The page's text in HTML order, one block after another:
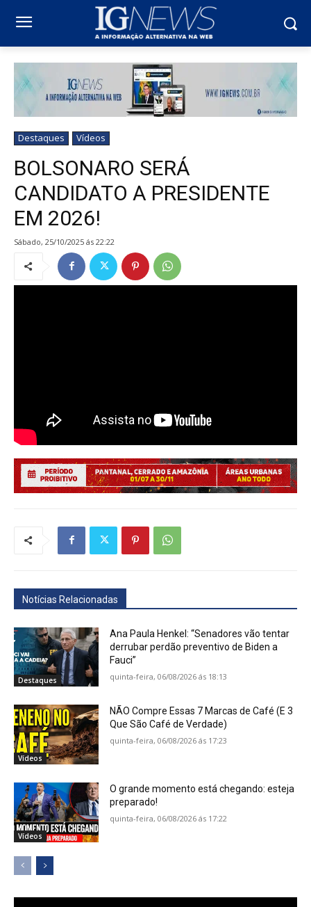
Destaques Vídeos
BOLSONARO SERÁ
CANDIDATO A PRESIDENTE
EM 2026!
sábado, 25/10/2025 ás 22:22
Notícias Relacionadas
Destaques
Ana Paula Henkel: “Senadores vão tentar
derrubar perdão preventivo de Biden a
Fauci”
quinta-feira, 06/08/2026 ás 18:13
Vídeos
NÃO Compre Essas 7 Marcas de Café (E 3
Que São Café de Verdade)
quinta-feira, 06/08/2026 ás 17:23
Vídeos
O grande momento está chegando: esteja
preparado!
quinta-feira, 06/08/2026 ás 17:22